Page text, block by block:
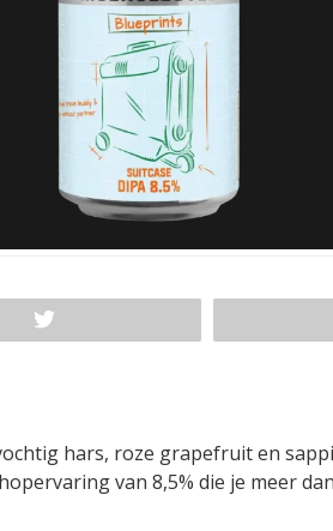
hars, roze grapefruit en
van 8,5% die je meer